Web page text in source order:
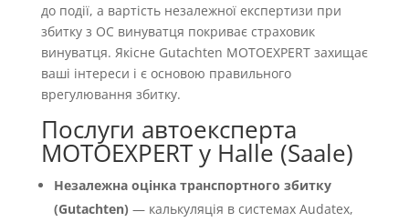
до події, а вартість незалежної експертизи при
збитку з OC винуватця покриває страховик
винуватця. Якісне Gutachten MOTOEXPERT захищає
ваші інтереси і є основою правильного
врегулювання збитку.
Послуги автоексперта
MOTOEXPERT у Halle (Saale)
Незалежна оцінка транспортного збитку
(Gutachten) — калькуляція в системах Audatex,